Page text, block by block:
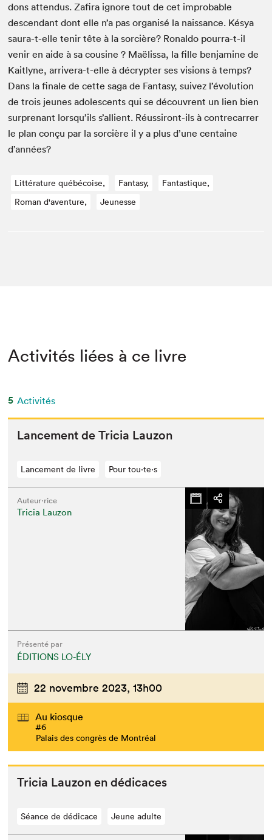
dons atten­dus. Zafi­ra ignore tout de cet improb­a­ble
descen­dant dont elle n’a pas organ­isé la nais­sance. Késya
saura-t-elle tenir tête à la sor­cière? Ronal­do pour­ra-t-il
venir en aide à sa cou­sine ? Maëlis­sa, la fille ben­jamine de
Kait­lyne, arrivera-t-elle à décrypter ses visions à temps?
Dans la finale de cette saga de Fan­ta­sy, suiv­ez l’évolution
de trois jeunes ado­les­cents qui se décou­vrent un lien bien
sur­prenant lorsqu’ils s’allient. Réus­siront-ils à con­tre­car­rer
le plan conçu par la sor­cière il y a plus d’une cen­taine
d’années?
Littérature québécoise, Fantasy,
Fantastique,
Roman d'aventure,
Jeunesse
Activités liées à ce livre
5 Activités
Lance­ment de Tri­cia Lauzon
Lancement de livre Pour tou⋅te⋅s
Auteur·rice
Tricia Lauzon
Présenté par
ÉDITIONS LO-ÉLY
22 novembre 2023, 13h00
Au kiosque
#6
Palais des congrès de Montréal
Tri­cia Lau­zon en dédicaces
Séance de dédicace Jeune adulte